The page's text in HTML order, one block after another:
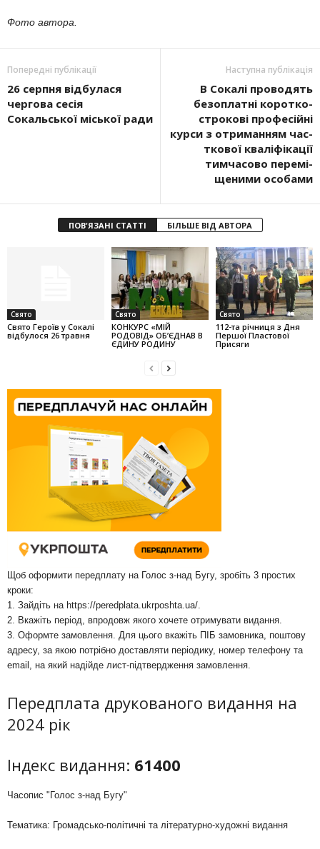
Фото автора.
Попередні публікації
26 серпня відбулася
чергова сесія
Сокальської міської ради
Наступна публікація
В Сокалі про­водять
безоплатні коротко­
строкові профе­сійні
курси з отриманням час­
т­кової ква­лі­фікації
тимчасово перемі­
щеними особами
ПОВ'ЯЗАНІ СТАТТІ БІЛЬШЕ ВІД АВТОРА
Свято
Свято Героїв у Сокалі
відбулося 26 травня
Свято
КОНКУРС «МІЙ
РОДОВІД» ОБ’ЄДНАВ В
ЄДИНУ РОДИНУ
Свято
112-та річниця з Дня
Першої Пластової
Присяги
Щоб оформити передплату на Голос з-над Бугу, зробіть 3 простих
кроки:
1. Зайдіть на https://peredplata.ukrposhta.ua/.
2. Вкажіть період, впродовж якого хочете отримувати видання.
3. Оформте замовлення. Для цього вкажіть ПІБ замовника, поштову
адресу, за якою потрібно доставляти періодику, номер телефону та
email, на який надійде лист-підтвердження замовлення.
Передплата друкованого видання на
2024 рік
Індекс видання: 61400
Часопис "Голос з-над Бугу"
Тематика: Громадсько-політичні та літературно-художні видання